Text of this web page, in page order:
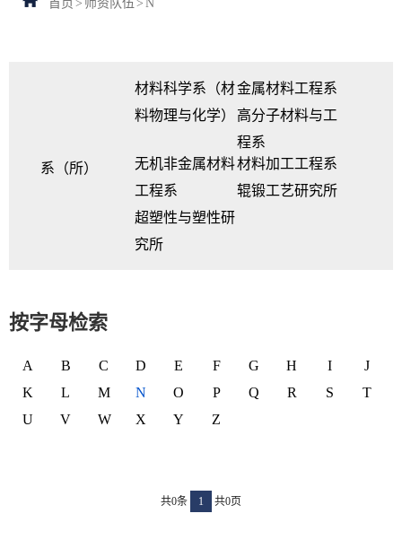
首页 > 师资队伍 > N
系（所）
材料科学系（材
料物理与化学）
金属材料工程系
高分子材料与工
程系
无机非金属材料
工程系
材料加工工程系
辊锻工艺研究所
超塑性与塑性研
究所
按字母检索
A B C D E F G H I
J
K
L M N O P Q R S
T
U
V W X Y Z
共0条 1 共0页